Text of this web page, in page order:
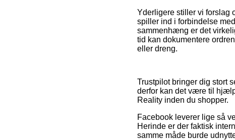
Yderligere stiller vi forslag
spiller ind i forbindelse
sammenhæng er det
tid kan dokumentere
eller dreng.
Trustpilot bringer dig stort
derfor kan det være til
Reality inden du shopper.
Facebook leverer lige så
Herinde er der faktisk
samme måde burde